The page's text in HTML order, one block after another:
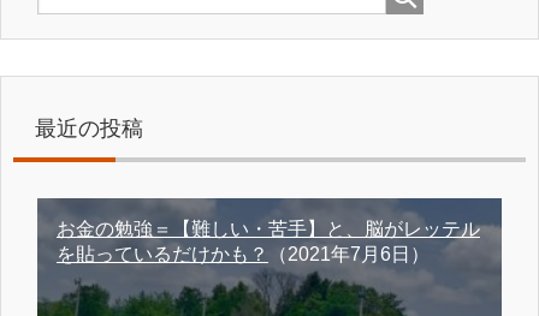
最近の投稿
お金の勉強＝【難しい・苦手】と、脳がレッテル
を貼っているだけかも？
（2021年7月6日）